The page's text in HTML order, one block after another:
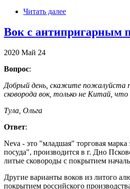
Читать далее
Вок с антипригарным
2020 Май 24
Вопрос:
Добрый день, скажите пожалуйста
сковорода вок, только не Китай,
Тула, Ольга
Ответ:
Neva - это "младшая" торговая марка
посуда", производится в г. Дно
литые сковороды с покрытием
Другие варианты воков из литого
покрытием российского